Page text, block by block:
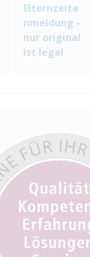
Elternzeita
nmeldung –
nur original
ist legal